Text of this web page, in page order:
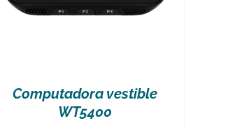
Computadora vestible
WT5400